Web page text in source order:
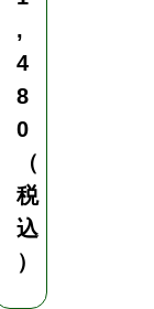
,
4
8
0
（
税
込
）